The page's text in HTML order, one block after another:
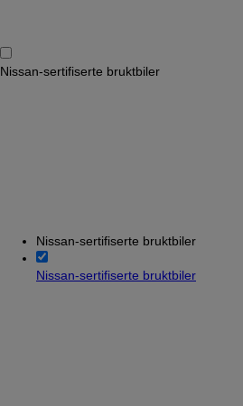
Nissan-sertifiserte bruktbiler
Nissan-sertifiserte bruktbiler
Nissan-sertifiserte bruktbiler